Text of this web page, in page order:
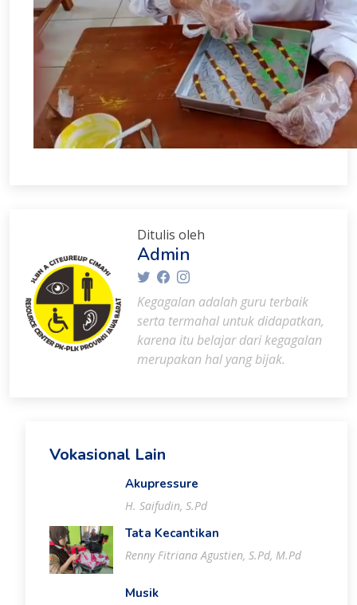
Ditulis oleh
Admin
Kegagalan adalah guru terbaik
serta termahal untuk didapatkan,
karena itu belajar dari kegagalan
merupakan hal yang bijak.
Vokasional Lain
Akupressure
H. Saifudin, S.Pd
Tata Kecantikan
Renny Fitriana Agustien, S.Pd, M.Pd
Musik